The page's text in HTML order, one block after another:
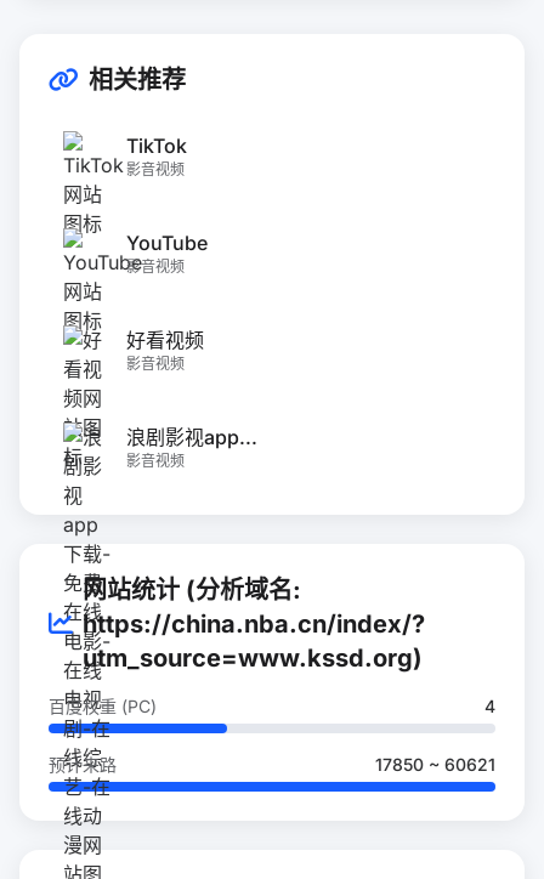
相关推荐
TikTok
影音视频
YouTube
影音视频
好看视频
影音视频
浪剧影视app...
影音视频
网站统计 (分析域名:
https://china.nba.cn/index/?
utm_source=www.kssd.org)
百度权重 (PC) 4
预计来路 17850 ~ 60621